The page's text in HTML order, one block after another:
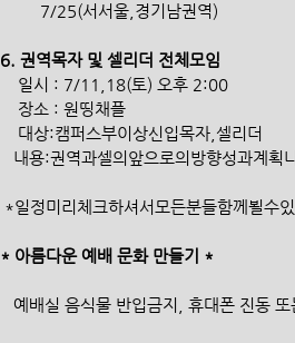
         7/25(서서울,경기남권역)
6. 권역목자 및 셀리더 전체모임
    일시 : 7/11,18(토) 오후 2:00
    장소 : 원띵채플
    대상:캠퍼스부이상신입목자,셀리더
내용:권역과셀의앞으로의방향성과계획
*일정미리체크하셔서모든분들함께뵐수
* 아름다운 예배 문화 만들기 *
예배실 음식물 반입금지, 휴대폰 진동 또